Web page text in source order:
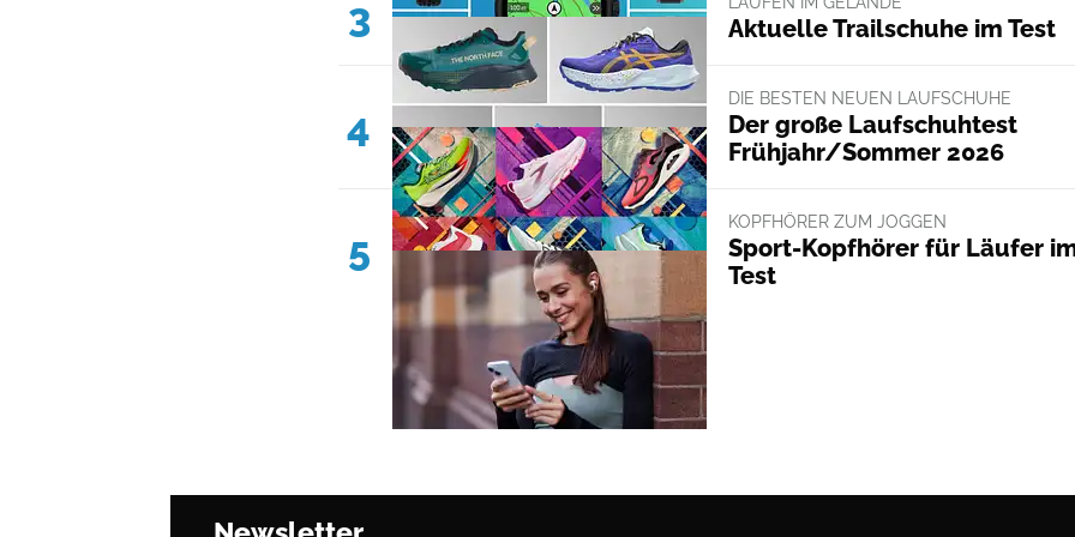
3 Aktuelle Trailschuhe im Test
4
DIE BESTEN NEUEN LAUFSCHUHE
Der große Laufschuhtest
Frühjahr/Sommer 2026
5
KOPFHÖRER ZUM JOGGEN
Sport-Kopfhörer für Läufer
Test